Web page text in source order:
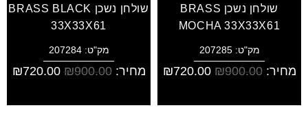
שולחן נשכן BRASS
MOCHA 33X33X61
מק"ט: 207285
מחיר: ₪900.00
₪720.00
שולחן נשכן BRASS BLACK
33X33X61
מק"ט: 207284
מחיר: ₪900.00
₪720.00